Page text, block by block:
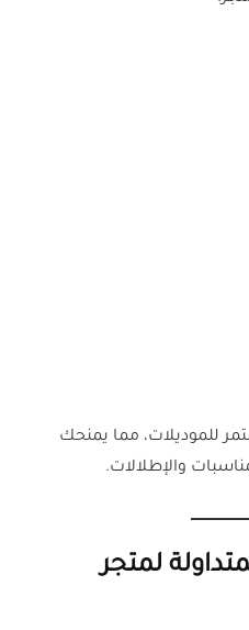
للموديلات، مما يمنحك
والإطلالات.
لمتجر